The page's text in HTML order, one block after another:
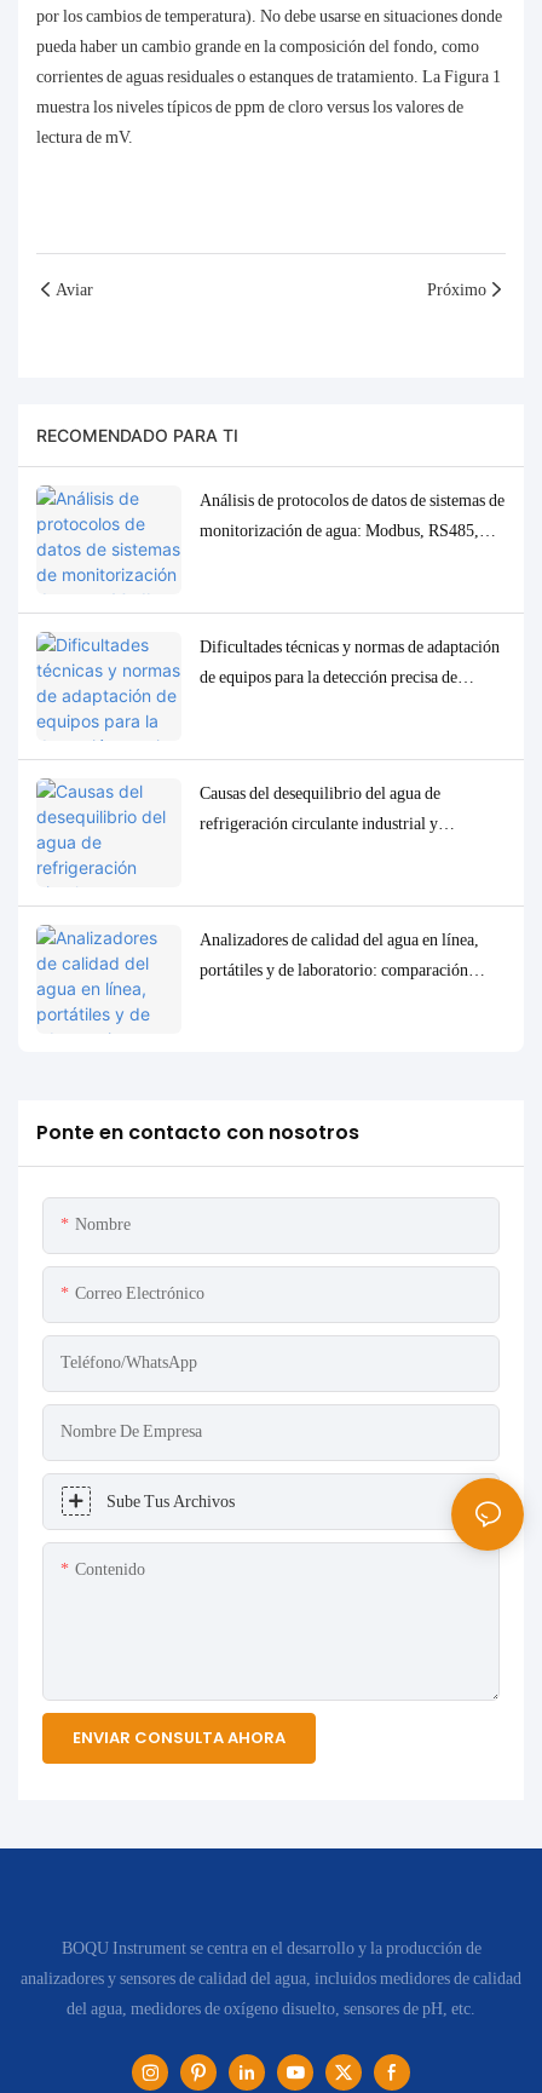
por los cambios de temperatura). No debe usarse en situaciones donde
pueda haber un cambio grande en la composición del fondo, como
corrientes de aguas residuales o estanques de tratamiento. La Figura 1
muestra los niveles típicos de ppm de cloro versus los valores de
lectura de mV.
Aviar Próximo
RECOMENDADO PARA TI
Análisis de protocolos de datos de sistemas de
monitorización de agua: Modbus, RS485,
Dificultades técnicas y normas de adaptación
de equipos para la detección precisa de
Causas del desequilibrio del agua de
refrigeración circulante industrial y
Analizadores de calidad del agua en línea,
portátiles y de laboratorio: comparación
Ponte en contacto con nosotros
Nombre
Correo Electrónico
Teléfono/WhatsApp
Nombre De Empresa
Sube Tus Archivos
Contenido
ENVIAR CONSULTA AHORA
BOQU Instrument se centra en el desarrollo y la producción de
analizadores y sensores de calidad del agua, incluidos medidores de calidad
del agua, medidores de oxígeno disuelto, sensores de pH, etc.